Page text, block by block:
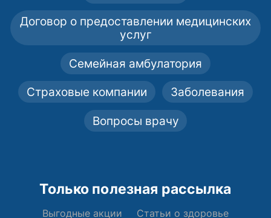
Договор о предоставлении медицинских
услуг
Семейная амбулатория
Страховые компании Заболевания
Вопросы врачу
Только полезная рассылка
Выгодные акции Статьи о здоровье